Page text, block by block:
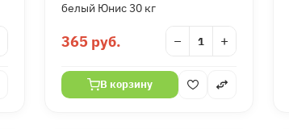
белый Юнис 30 кг
365 руб. − +
В корзину